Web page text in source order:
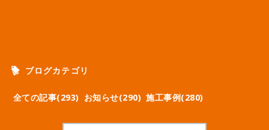
ブログカテゴリ
全ての記事(293) お知らせ(290) 施工事例(280)